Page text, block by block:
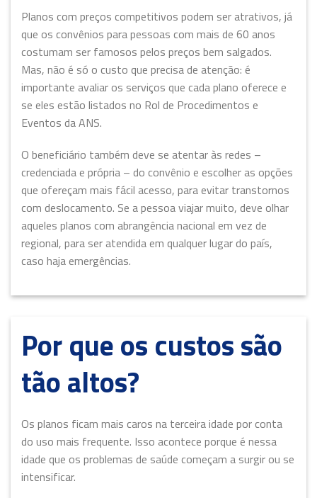
Planos com preços competitivos podem ser atrativos, já
que os convênios para pessoas com mais de 60 anos
costumam ser famosos pelos preços bem salgados.
Mas, não é só o custo que precisa de atenção: é
importante avaliar os serviços que cada plano oferece e
se eles estão listados no Rol de Procedimentos e
Eventos da ANS.
O beneficiário também deve se atentar às redes –
credenciada e própria – do convênio e escolher as opções
que ofereçam mais fácil acesso, para evitar transtornos
com deslocamento. Se a pessoa viajar muito, deve olhar
aqueles planos com abrangência nacional em vez de
regional, para ser atendida em qualquer lugar do país,
caso haja emergências.
Por que os custos são
tão altos?
Os planos ficam mais caros na terceira idade por conta
do uso mais frequente. Isso acontece porque é nessa
idade que os problemas de saúde começam a surgir ou se
intensificar.